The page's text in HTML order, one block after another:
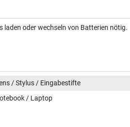
laden oder wechseln von Batterien nötig.
/ Stylus / Eingabestifte
/ Laptop